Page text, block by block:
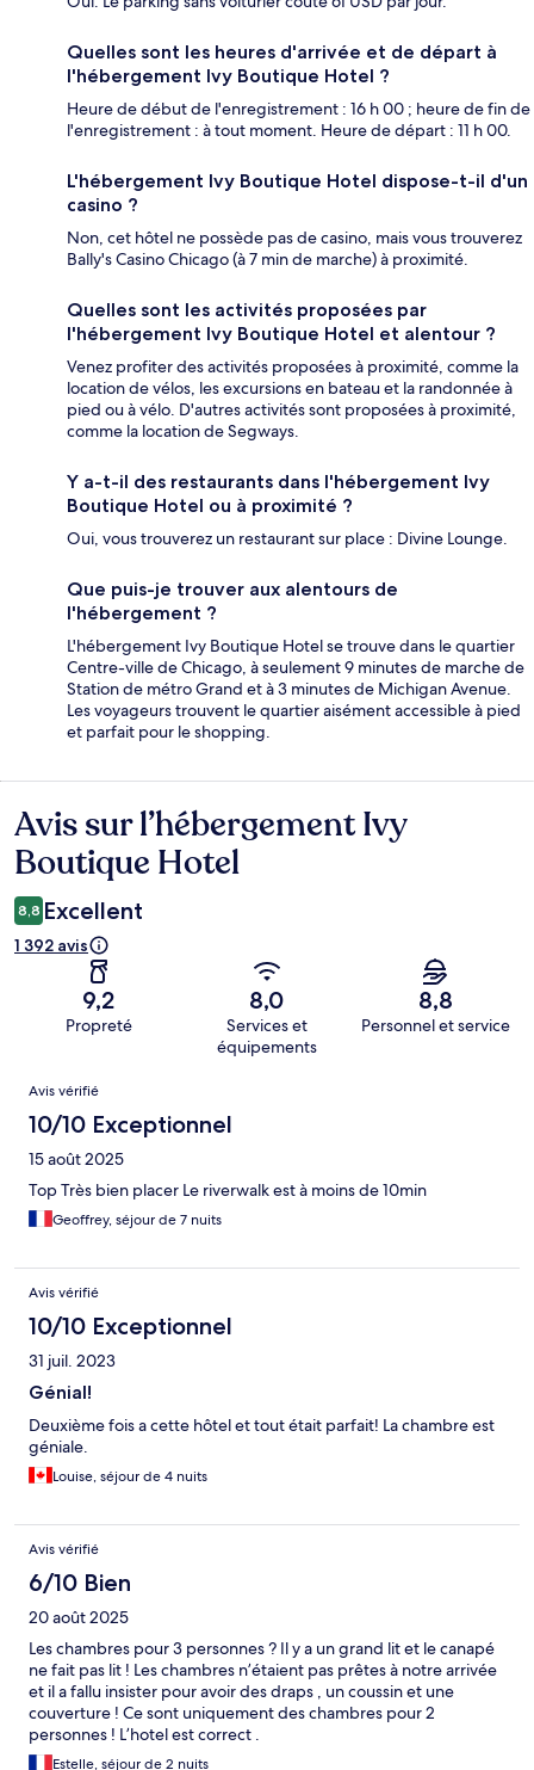
Quelles sont les heures d'arrivée et de départ à
l'hébergement Ivy Boutique Hotel ?
Heure de début de l'enregistrement : 16 h 00 ; heure de fin de
l'enregistrement : à tout moment. Heure de départ : 11 h 00.
L'hébergement Ivy Boutique Hotel dispose-t-il d'un
casino ?
Non, cet hôtel ne possède pas de casino, mais vous trouverez
Bally's Casino Chicago (à 7 min de marche) à proximité.
Quelles sont les activités proposées par
l'hébergement Ivy Boutique Hotel et alentour ?
Venez profiter des activités proposées à proximité, comme la
location de vélos, les excursions en bateau et la randonnée à
pied ou à vélo. D'autres activités sont proposées à proximité,
comme la location de Segways.
Y a-t-il des restaurants dans l'hébergement Ivy
Boutique Hotel ou à proximité ?
Oui, vous trouverez un restaurant sur place : Divine Lounge.
Que puis-je trouver aux alentours de
l'hébergement ?
L'hébergement Ivy Boutique Hotel se trouve dans le quartier
Centre-ville de Chicago, à seulement 9 minutes de marche de
Station de métro Grand et à 3 minutes de Michigan Avenue.
Les voyageurs trouvent le quartier aisément accessible à pied
et parfait pour le shopping.
Avis
Avis sur l’hébergement Ivy
Boutique Hotel
8,8 Excellent
1 392 avis
9,2
Propreté
8,0
Services et
équipements
8,8
Personnel et service
Avis
Avis vérifié
10/10 Exceptionnel
15 août 2025
Top Très bien placer Le riverwalk est à moins de 10min
Geoffrey, séjour de 7 nuits
Avis vérifié
10/10 Exceptionnel
31 juil. 2023
Génial!
Deuxième fois a cette hôtel et tout était parfait! La chambre est
géniale.
Louise, séjour de 4 nuits
Avis vérifié
6/10 Bien
20 août 2025
Les chambres pour 3 personnes ? Il y a un grand lit et le canapé
ne fait pas lit ! Les chambres n’étaient pas prêtes à notre arrivée
et il a fallu insister pour avoir des draps , un coussin et une
couverture ! Ce sont uniquement des chambres pour 2
personnes ! L’hotel est correct .
Estelle, séjour de 2 nuits